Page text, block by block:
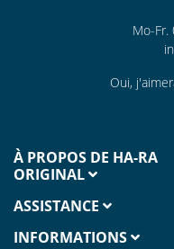
Mo-Fr.
Oui,
À PROPOS DE HA-RA
ORIGINAL
ASSISTANCE
INFORMATIONS